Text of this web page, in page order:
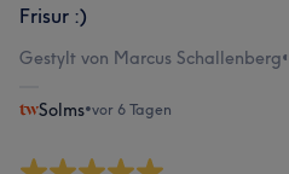
Frisur :)
Gestylt von Marcus Schallenberg•
Solms•vor 6 Tagen